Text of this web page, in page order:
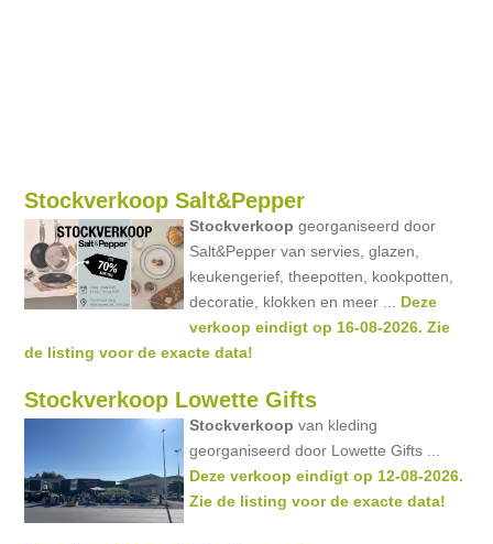
Stockverkoop Salt&Pepper
Stockverkoop georganiseerd door
Salt&Pepper van servies, glazen,
keukengerief, theepotten, kookpotten,
decoratie, klokken en meer ... Deze
verkoop eindigt op 16-08-2026. Zie
de listing voor de exacte data!
Stockverkoop Lowette Gifts
Stockverkoop van kleding
georganiseerd door Lowette Gifts ...
Deze verkoop eindigt op 12-08-2026.
Zie de listing voor de exacte data!